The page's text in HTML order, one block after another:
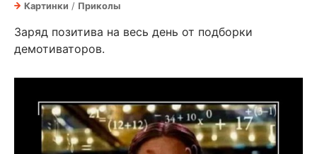
Картинки / Приколы
Заряд позитива на весь день от подборки
демотиваторов.